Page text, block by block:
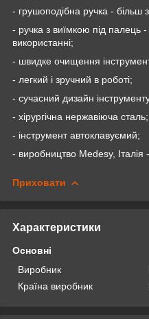
- грушоподібна ручка - більш
- ручка з виїмкою під палець -
використанні;
- швидке очищення
- легкий і зручний в роботі;
- сучасний дизайн
- хірургічна нержавіюча сталь;
- інструмент автоклавуємий;
- виробництво Medesy, Італія
Приховати
Характеристики
Основні
Виробник
Країна виробник